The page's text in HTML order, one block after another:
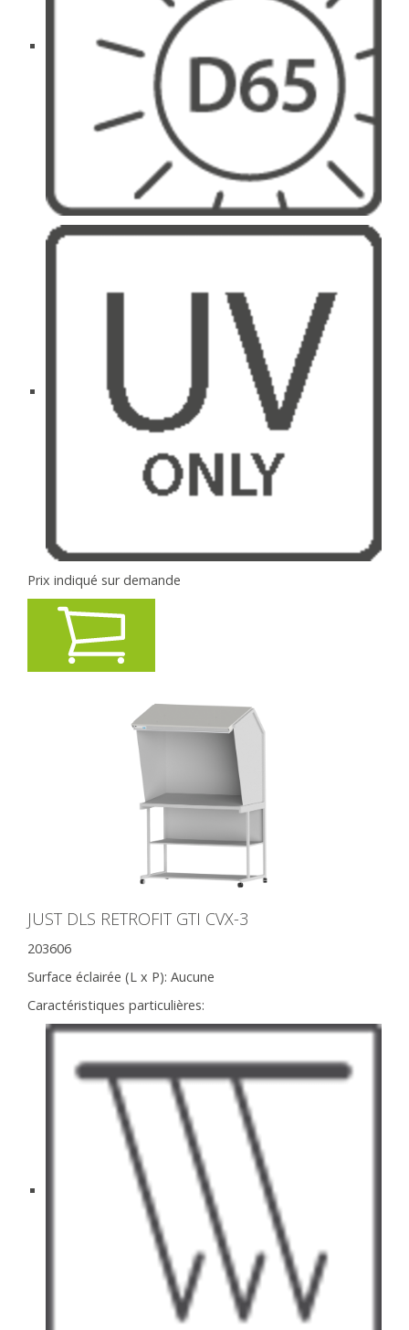
Prix indiqué sur demande
JUST DLS RETROFIT GTI CVX-3
203606
Surface éclairée (L x P): Aucune
Caractéristiques particulières: